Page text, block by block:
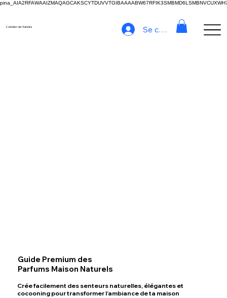
L'atelier de Sandra Se connecter
Guide Premium des
Parfums Maison Naturels
Crée facilement des senteurs naturelles, élégantes et
cocooning pour transformer l’ambiance de ta maison